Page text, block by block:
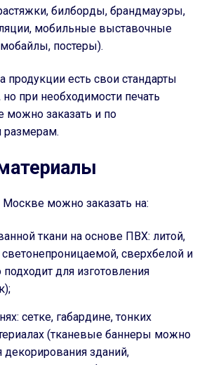
билборды, брандмауэры,
мобильные выставочные
постеры).
есть свои стандарты
при необходимости печать
можно заказать и по
Москве можно заказать на:
ткани на основе ПВХ: литой,
сверхбелой и
подходит для изготовления
сетке, габардине, тонких
(тканевые баннеры можно
декорирования зданий,